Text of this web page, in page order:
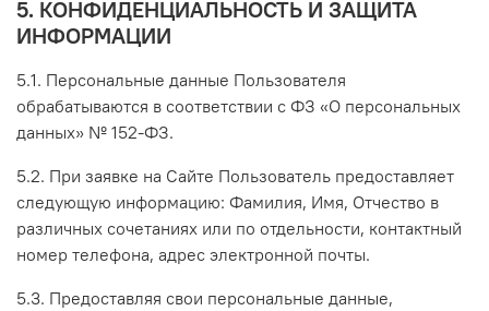
5. КОНФИДЕНЦИАЛЬНОСТЬ И ЗАЩИТА
ИНФОРМАЦИИ
5.1. Персональные данные Пользователя
обрабатываются в соответствии с ФЗ «О персональных
данных» № 152-ФЗ.
5.2. При заявке на Сайте Пользователь предоставляет
следующую информацию: Фамилия, Имя, Отчество в
различных сочетаниях или по отдельности, контактный
номер телефона, адрес электронной почты.
5.3. Предоставляя свои персональные данные,